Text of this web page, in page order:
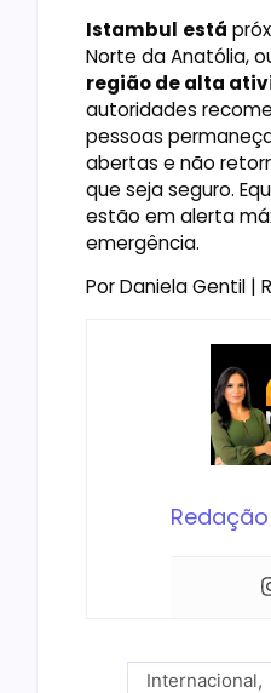
Istambul está
Norte da Anatólia,
região de alta
autoridades
pessoas
abertas e não
que seja seguro.
estão em alerta
emergência.
Por Daniela Gentil |
Internacional,